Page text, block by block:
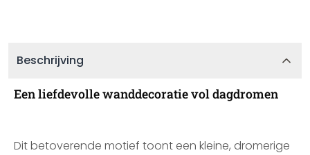
Beschrijving
Een liefdevolle wanddecoratie vol dagdromen
Dit betoverende motief toont een kleine, dromerige